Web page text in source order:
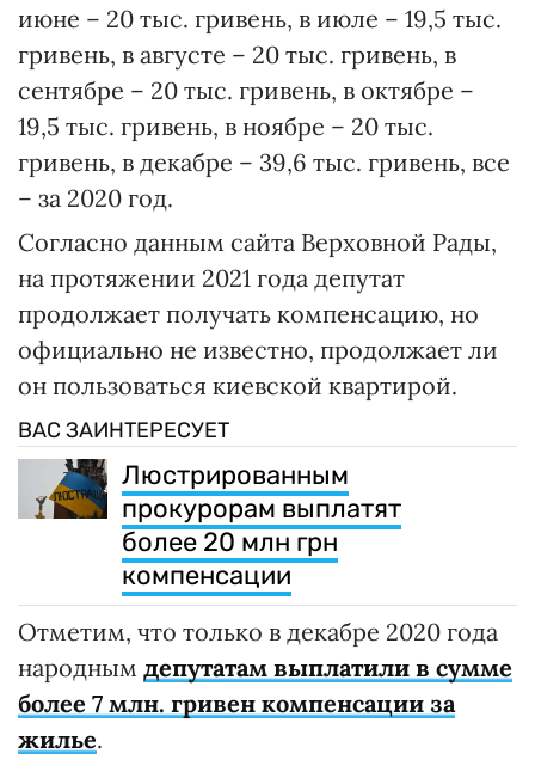
июне – 20 тыс. гривень, в июле – 19,5 тыс.
гривень, в августе – 20 тыс. гривень, в
сентябре – 20 тыс. гривень, в октябре –
19,5 тыс. гривень, в ноябре – 20 тыс.
гривень, в декабре – 39,6 тыс. гривень, все
– за 2020 год.
Согласно данным сайта Верховной Рады,
на протяжении 2021 года депутат
продолжает получать компенсацию, но
официально не известно, продолжает ли
он пользоваться киевской квартирой.
ВАС ЗАИНТЕРЕСУЕТ
Люстрированным
прокурорам выплатят
более 20 млн грн
компенсации
Отметим, что только в декабре 2020 года
народным депутатам выплатили в сумме
более 7 млн. гривен компенсации за
жилье.